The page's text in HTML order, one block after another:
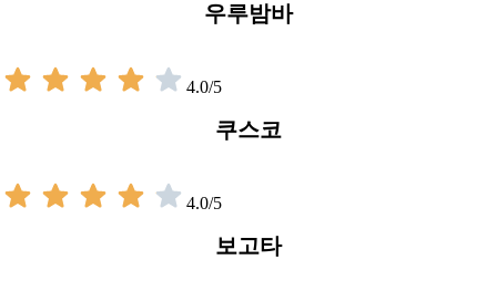
우루밤바
4.0/5
쿠스코
4.0/5
보고타